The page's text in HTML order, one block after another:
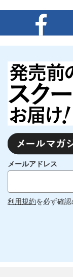
メールアドレス
利用規約を必ず確認